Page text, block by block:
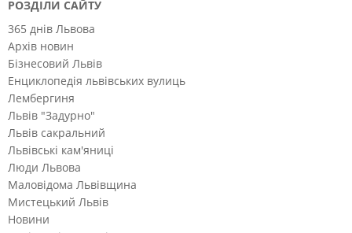
РОЗДІЛИ САЙТУ
365 днів Львова
Архів новин
Бізнесовий Львів
Енциклопедія львівських вулиць
Лембергиня
Львів "Задурно"
Львів сакральний
Львівські кам'яниці
Люди Львова
Маловідома Львівщина
Мистецький Львів
Новини